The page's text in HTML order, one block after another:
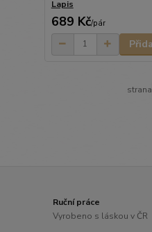
Lapis
689 Kč/pár
strana
Ruční práce
Vyrobeno s láskou v ČR